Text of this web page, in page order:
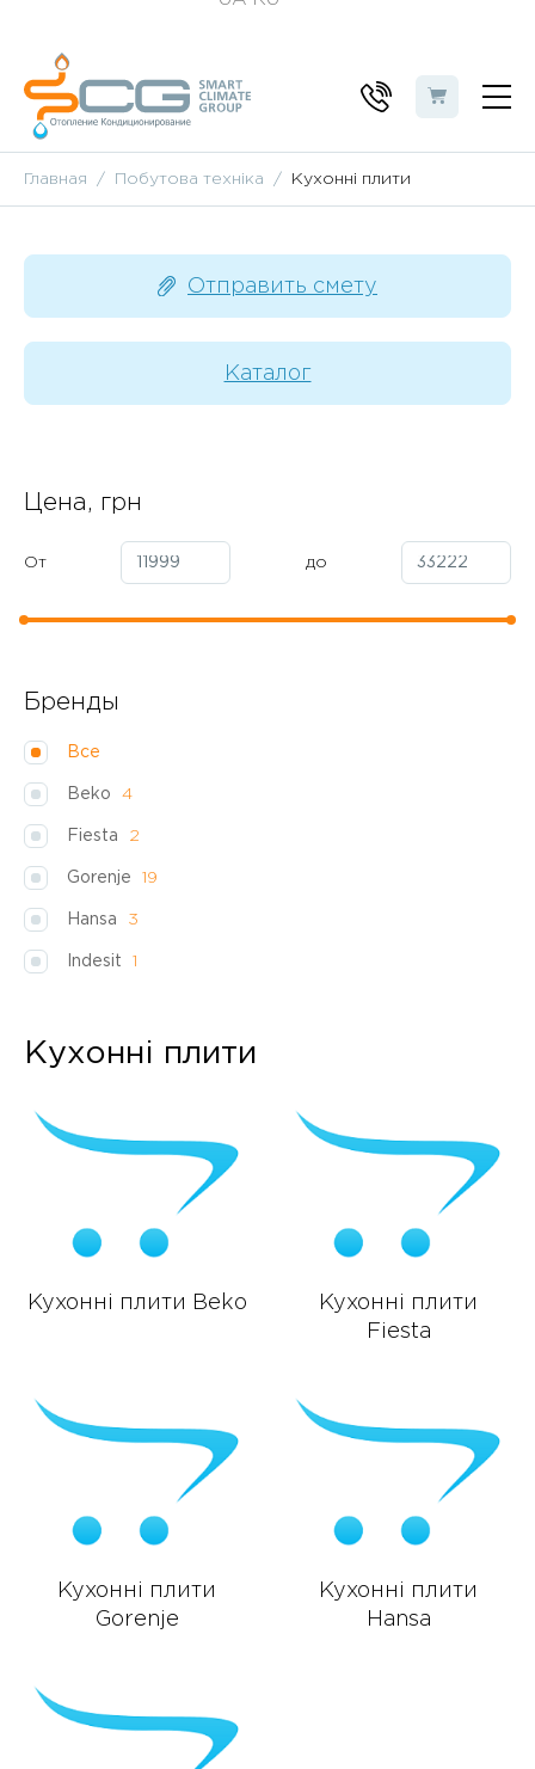
Главная Побутова техніка Кухонні плити
Отправить смету
Каталог
Цена, грн
От до
Бренды
Все
Beko 4
Fiesta 2
Gorenje 19
Hansa 3
Indesit 1
Кухонні плити
Кухонні плити Beko
Кухонні плити
Fiesta
Кухонні плити
Gorenje
Кухонні плити
Hansa